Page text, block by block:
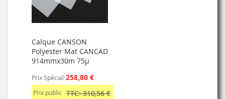
Calque CANSON
Polyester Mat CANCAD
914mmx30m 75µ
Prix Spécial 258,80 €
Prix public TTC: 310,56 €